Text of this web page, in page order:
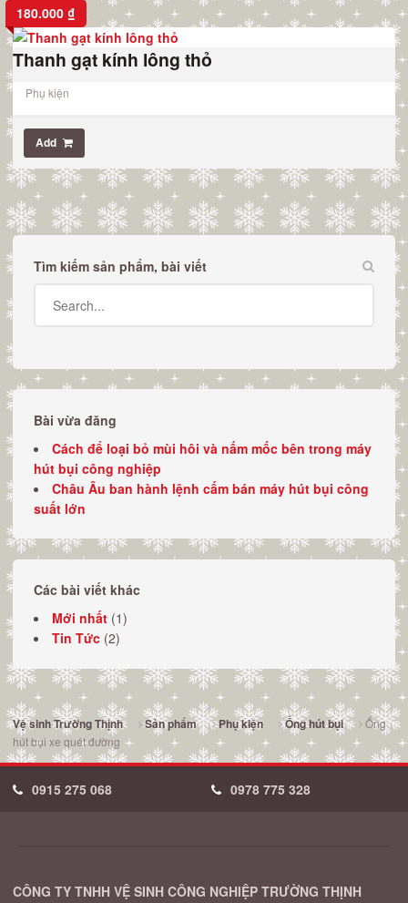
180.000 ₫
Thanh gạt kính lông thỏ
Phụ kiện
Add
Tìm kiếm sản phẩm, bài viết
Bài vừa đăng
Cách để loại bỏ mùi hôi và nấm mốc bên trong máy
hút bụi công nghiệp
Châu Âu ban hành lệnh cấm bán máy hút bụi công
suất lớn
Các bài viết khác
Mới nhất(1)
Tin Tức(2)
Vệ sinh Trường Thịnh Sản phẩm Phụ kiện Ống hút bụi
Ống
hút bụi xe quét đường
0915 275 068 0978 775 328
CÔNG TY TNHH VỆ SINH CÔNG NGHIỆP TRƯỜNG THỊNH